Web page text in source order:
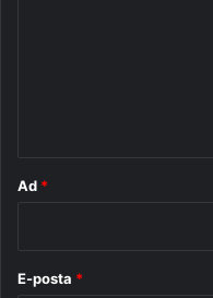
Ad *
E-posta *